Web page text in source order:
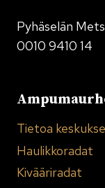
Pyhäselän
0010 9410 14
Tietoa
Haulikkoradat
Kivääriradat